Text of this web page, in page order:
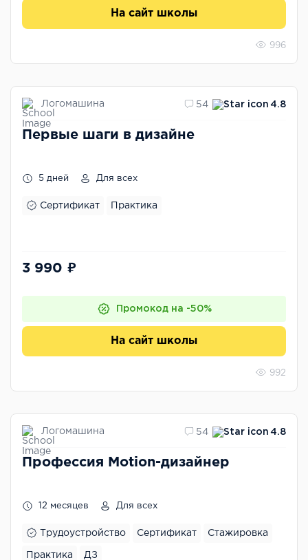
На сайт школы
996
Логомашина 54 4.8
Первые шаги в дизайне
5 дней Для всех
Сертификат Практика
3 990 ₽
Промокод на -50%
На сайт школы
992
Логомашина 54 4.8
Профессия Motion-дизайнер
12 месяцев Для всех
Трудоустройство Сертификат Стажировка
Практика ДЗ